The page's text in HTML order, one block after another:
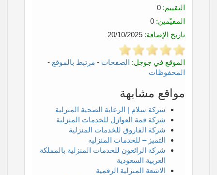
التقييم:
المقيّمين:
تاريخ الإضافة:
الموقع في جوجل: الصفحات - مرتبط بالموقع -
المحفوظات
مواقع مشابهة
شركة سلام | الرعاية الصحية المنزلية
شركة قمة العوازل للخدمات المنزلية
شركة الفاروق للخدمات المنزلية
التميز – للخدمات المنزليه
شركة الرائعون للخدمات المنزلية بالمملكة
العربية السعودية
الاشعة المنزلية الرقمية